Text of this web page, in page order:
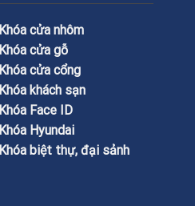
Khóa cửa nhôm
Khóa cửa gỗ
Khóa cửa cổng
Khóa khách sạn
Khóa Face ID
Khóa Hyundai
Khóa biệt thự, đại sảnh